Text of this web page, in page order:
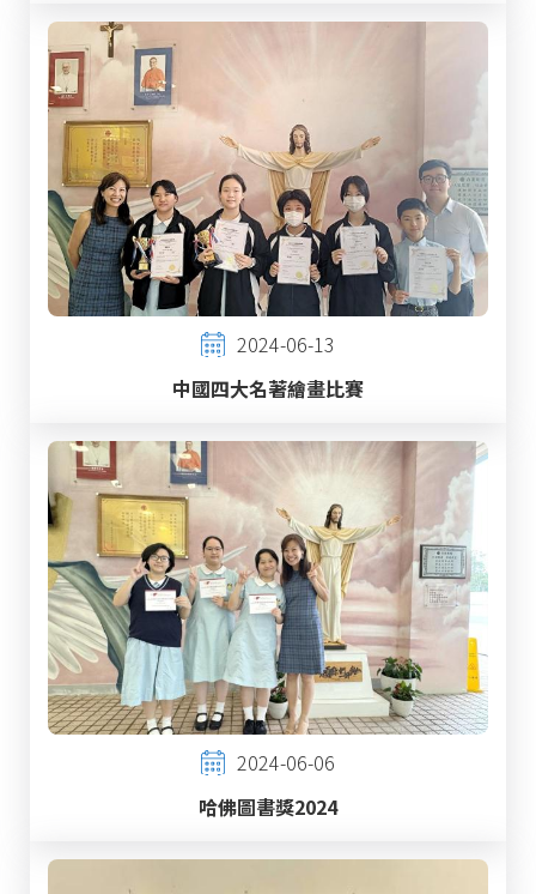
2024-06-13
中國四大名著繪畫比賽
2024-06-06
哈佛圖書獎2024